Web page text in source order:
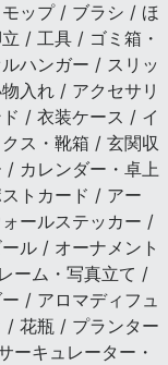
ップ / ブラシ / ほ
/ 工具 / ゴミ箱・
ハンガー / スリッ
入れ / アクセサリ
/ 衣装ケース / イ
ス・靴箱 / 玄関収
カレンダー・卓上
トカード / アー
ールステッカー /
ル / オーナメント
ーム・写真立て /
/ アロマディフュ
/ 花瓶 / プランター
キュレーター・